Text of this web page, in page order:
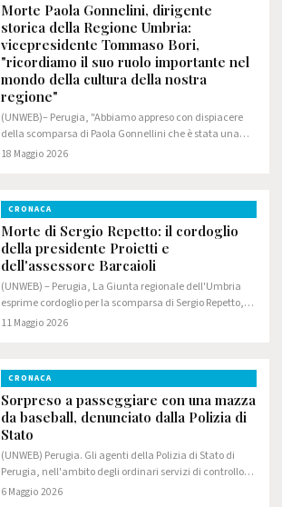
Morte Paola Gonnelini, dirigente
storica della Regione Umbria:
vicepresidente Tommaso Bori,
"ricordiamo il suo ruolo importante nel
mondo della cultura della nostra
regione"
(UNWEB)– Perugia, "Abbiamo appreso con dispiacere
della scomparsa di Paola Gonnellini che è stata una
dirigente della Regione Umbria in un'epoca in cui
18 Maggio 2026
CRONACA
Morte di Sergio Repetto: il cordoglio
della presidente Proietti e
dell'assessore Barcaioli
(UNWEB) – Perugia, La Giunta regionale dell'Umbria
esprime cordoglio per la scomparsa di Sergio Repetto,
che ha ricoperto fino a poco tempo fa l'incarico di
11 Maggio 2026
CRONACA
Sorpreso a passeggiare con una mazza
da baseball, denunciato dalla Polizia di
Stato
(UNWEB) Perugia. Gli agenti della Polizia di Stato di
Perugia, nell'ambito degli ordinari servizi di controllo
del territorio, hanno denunciato in stato di libertà un
6 Maggio 2026